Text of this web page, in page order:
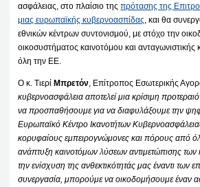
ασφάλειας, στο πλαίσιο τηςπρότασης της
μιας ευρωπαϊκής κυβερνοασπίδας, και θα
εθνικών κέντρων συντονισμού, με στόχο την
οικοσυστήματος καινοτόμου και
όλη την ΕΕ.
Ο κ. Τιερί Μπρετόν, Επίτροπος Εσωτερικής
κυβερνοασφάλεια αποτελεί μια κρίσιμη
να προσπαθήσουμε για να διαφυλάξουμε την
Ευρωπαϊκό Κέντρο Ικανοτήτων
κορυφαίους εμπειρογνώμονες και πόρους από
ανάπτυξη καινοτόμων λύσεων αντιμετώπισης των
την ενίσχυση της ανθεκτικότητάς μας έναντι των
συνεργασία, μπορούμε να οικοδομήσουμε έναν